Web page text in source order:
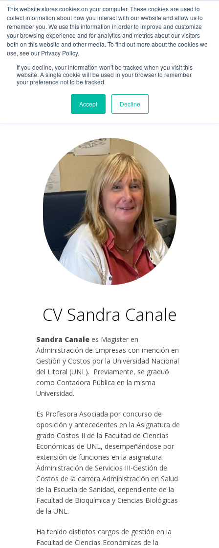
This website stores cookies on your computer. These cookies are used to
collect information about how you interact with our website and allow us to
remember you. We use this information in order to improve and customize
your browsing experience and for analytics and metrics about our visitors
both on this website and other media. To find out more about the cookies we
use, see our Privacy Policy.
If you decline, your information won’t be tracked when you visit this
website. A single cookie will be used in your browser to remember
your preference not to be tracked.
Accept Decline
Guía de uso
Acceso / Registro
CV Sandra Canale
CV Sandra Canale
Sandra Canale es Magister en
Administración de Empresas con mención en
Gestión y Costos por la Universidad Nacional
del Litoral (UNL). Previamente, se graduó
como Contadora Pública en la misma
Universidad.
Es Profesora Asociada por concurso de
oposición y antecedentes en la Asignatura de
grado Costos II de la Facultad de Ciencias
Económicas de UNL, desempeñándose por
extensión de funciones en la asignatura
Administración de Servicios III-Gestión de
Costos de la carrera Administración en Salud
de la Escuela de Sanidad, dependiente de la
Facultad de Bioquímica y Ciencias Biológicas
de la UNL.
Ha tenido distintos cargos de gestión en la
Facultad de Ciencias Económicas de la